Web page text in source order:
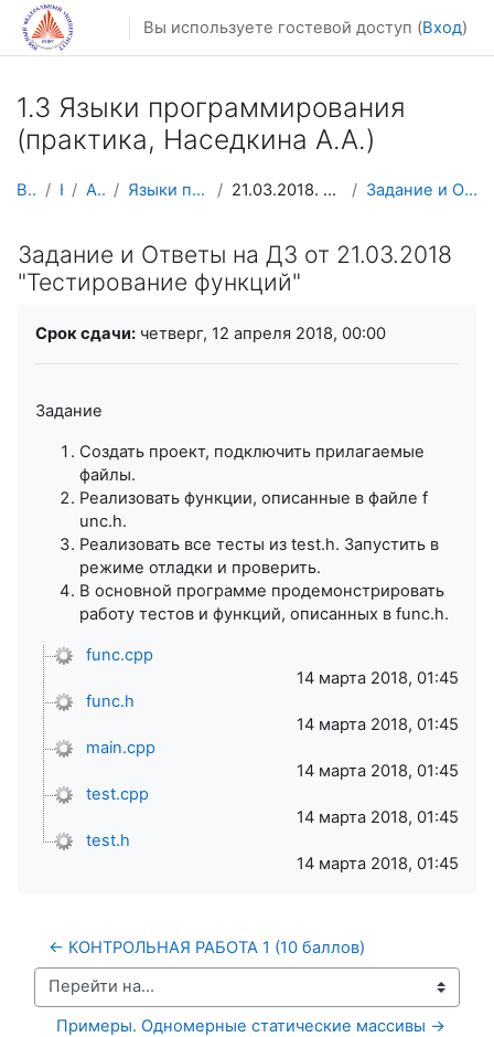
Перейти к основному содержанию
Вы используете гостевой доступ (Вход)
1.3 Языки программирования
(практика, Наседкина А.А.)
В начало Курсы Архив курсов Языки программирования Наседкина АА 21.03.2018. Исключения. Разработка через тестирова... Задание и Ответы на ДЗ от 21.03.2018 "Тестирование...
Задание и Ответы на ДЗ от 21.03.2018
"Тестирование функций"
Срок сдачи: четверг, 12 апреля 2018, 00:00
Задание
Создать проект, подключить прилагаемые
файлы.
Реализовать функции, описанные в файле f​
unc.h.
Реализовать все тесты из​ test.h​. Запустить в
режиме отладки и проверить.
В основной программе продемонстрировать
работу тестов и функций, описанныx в ​func.h.
func.cpp
14 марта 2018, 01:45
func.h
14 марта 2018, 01:45
main.cpp
14 марта 2018, 01:45
test.cpp
14 марта 2018, 01:45
test.h
14 марта 2018, 01:45
← КОНТРОЛЬНАЯ РАБОТА 1 (10 баллов)
Перейти на...
Примеры. Одномерные статические массивы →